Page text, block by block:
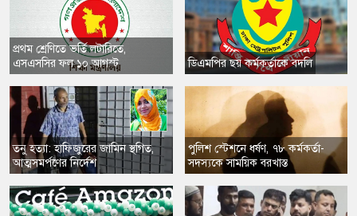
প্রথম শ্রেণিতে ভর্তি লটারিতে,
এসএসসির ফল ১০ আগস্ট
তনু হত্যা: হাফিজুরের জামিন স্থগিত,
আত্মসমর্পণের নির্দেশ
​ডিএমপির ছয় কর্মকর্তাকে বদলি
​পুলিশ স্টেশনে ধর্ষণ, ৭৮ কর্মকর্তা-
সদস্যকে সাময়িক বরখাস্ত